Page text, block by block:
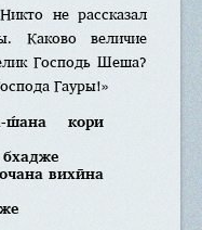
не рассказал
Каково величие
Господь Шеша?
Гауры!»
ш́ана кори
вихӣна